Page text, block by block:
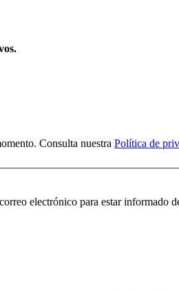
Consulta nuestra Política de
electrónico para estar informado